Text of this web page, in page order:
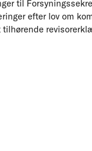
til
efter lov om